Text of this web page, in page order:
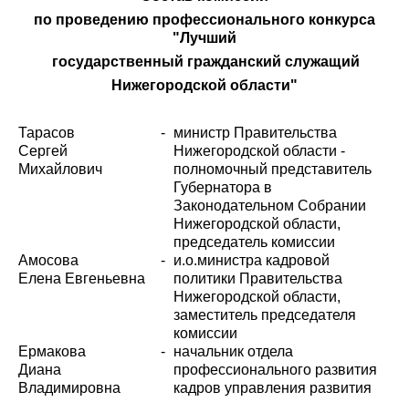
по проведению профессионального конкурса
"Лучший
государственный гражданский служащий
Нижегородской области"
Тарасов
Сергей
Михайлович
- министр Правительства
Нижегородской области -
полномочный представитель
Губернатора в
Законодательном Собрании
Нижегородской области,
председатель комиссии
Амосова
Елена Евгеньевна
- и.о.министра кадровой
политики Правительства
Нижегородской области,
заместитель председателя
комиссии
Ермакова
Диана
Владимировна
- начальник отдела
профессионального развития
кадров управления развития